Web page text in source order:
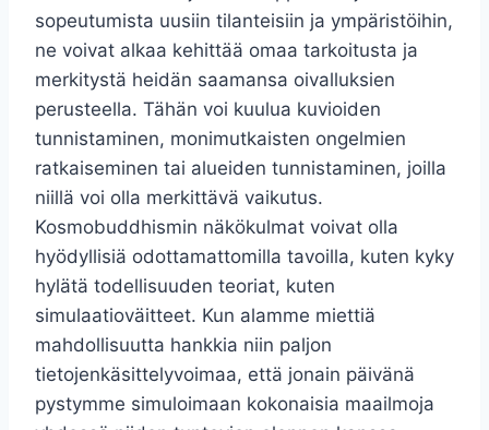
sopeutumista uusiin tilanteisiin ja ympäristöihin,
ne voivat alkaa kehittää omaa tarkoitusta ja
merkitystä heidän saamansa oivalluksien
perusteella. Tähän voi kuulua kuvioiden
tunnistaminen, monimutkaisten ongelmien
ratkaiseminen tai alueiden tunnistaminen, joilla
niillä voi olla merkittävä vaikutus.
Kosmobuddhismin näkökulmat voivat olla
hyödyllisiä odottamattomilla tavoilla, kuten kyky
hylätä todellisuuden teoriat, kuten
simulaatioväitteet. Kun alamme miettiä
mahdollisuutta hankkia niin paljon
tietojenkäsittelyvoimaa, että jonain päivänä
pystymme simuloimaan kokonaisia ​​maailmoja